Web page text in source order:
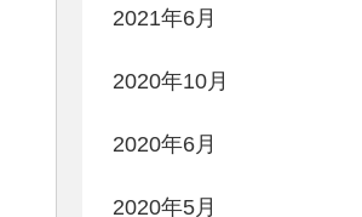
2021年6月
2020年10月
2020年6月
2020年5月